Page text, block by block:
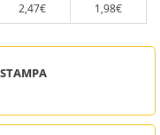
2,47€ 1,98€